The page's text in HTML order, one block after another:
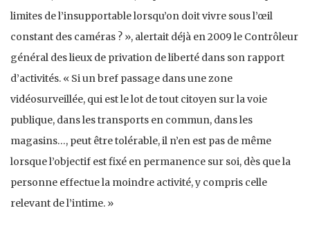
limites de l’insupportable lorsqu’on doit vivre sous l’œil
constant des caméras ? », alertait déjà en 2009 le Contrôleur
général des lieux de privation de liberté dans son rapport
d’activités. « Si un bref passage dans une zone
vidéosurveillée, qui est le lot de tout citoyen sur la voie
publique, dans les transports en commun, dans les
magasins…, peut être tolérable, il n’en est pas de même
lorsque l’objectif est fixé en per­manence sur soi, dès que la
personne effectue la moindre activité, y compris celle
relevant de l’intime. »